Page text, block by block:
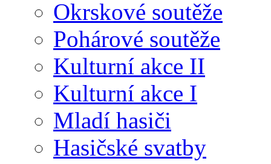
Okrskové soutěže
Pohárové soutěže
Kulturní akce II
Kulturní akce I
Mladí hasiči
Hasičské svatby